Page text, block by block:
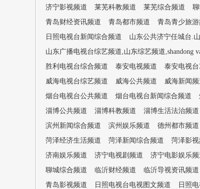
济宁影视频道
莱芜科教频道 莱芜综合频道
青岛财经资讯频道
青岛都市频道 青岛青少旅游
日照电视台新闻综合频道
山东公共济宁任城台.
山东广播电视台综艺频道,山东综艺频道,shandong
胜利电视台综合频道
泰安电视频道 泰安电视
威海电视台综艺频道
威海公共频道 威海新闻频
烟台电视台公共频道
烟台电视台新闻综合频道
淄博公共频道
淄博科教频道 淄博生活法治频道
滨州新闻综合频道
滨州娱乐频道 德州都市频道
菏泽经济生活频道
菏泽新闻综合频道 菏泽影
济南娱乐频道
济宁电视剧频道 济宁电影娱乐频
聊城综合频道
临沂财经频道 临沂导视资讯频道
青岛影视频道
日照电视台电视图文频道 日照